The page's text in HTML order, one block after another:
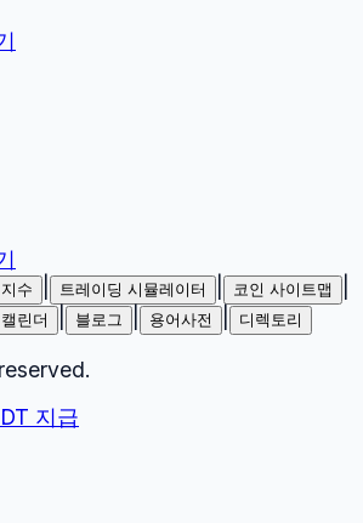
수 트레이딩 시뮬레이터 코인 사이트맵
린더 블로그 용어사전 디렉토리
지급